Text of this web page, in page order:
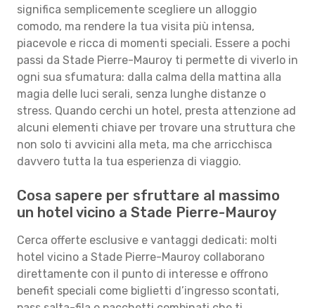
significa semplicemente scegliere un alloggio
comodo, ma rendere la tua visita più intensa,
piacevole e ricca di momenti speciali. Essere a pochi
passi da Stade Pierre-Mauroy ti permette di viverlo in
ogni sua sfumatura: dalla calma della mattina alla
magia delle luci serali, senza lunghe distanze o
stress. Quando cerchi un hotel, presta attenzione ad
alcuni elementi chiave per trovare una struttura che
non solo ti avvicini alla meta, ma che arricchisca
davvero tutta la tua esperienza di viaggio.
Cosa sapere per sfruttare al massimo
un hotel vicino a Stade Pierre-Mauroy
Cerca offerte esclusive e vantaggi dedicati: molti
hotel vicino a Stade Pierre-Mauroy collaborano
direttamente con il punto di interesse e offrono
benefit speciali come biglietti d’ingresso scontati,